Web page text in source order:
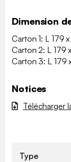
Dimension
Carton 1: L 179
Carton 2: L 179
Carton 3: L 179
Notices
Télécharger
Type